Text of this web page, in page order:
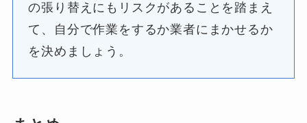
の張り替えにもリスクがあることを踏まえ
て、自分で作業をするか業者にまかせるか
を決めましょう。